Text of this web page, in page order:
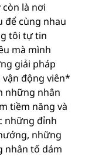
là nơi
để cùng nhau
tôi tự tin
mà mình
giải pháp
động viên*
những nhân
tiềm năng và
những đỉnh
những
nhân tố dám